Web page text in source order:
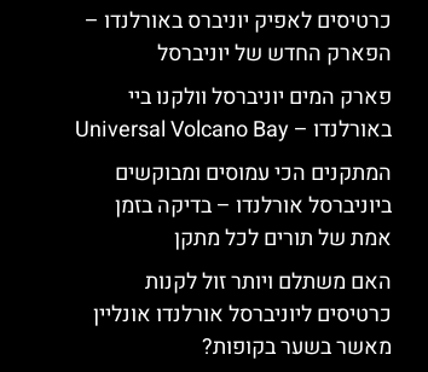
כרטיסים לאפיק יוניברס באורלנדו –
הפארק החדש של יוניברסל
פארק המים יוניברסל וולקנו ביי
באורלנדו – Universal Volcano Bay
המתקנים הכי עמוסים ומבוקשים
ביוניברסל אורלנדו – בדיקה בזמן
אמת של תורים לכל מתקן
האם משתלם ויותר זול לקנות
כרטיסים ליוניברסל אורלנדו אונליין
מאשר בשער בקופות?